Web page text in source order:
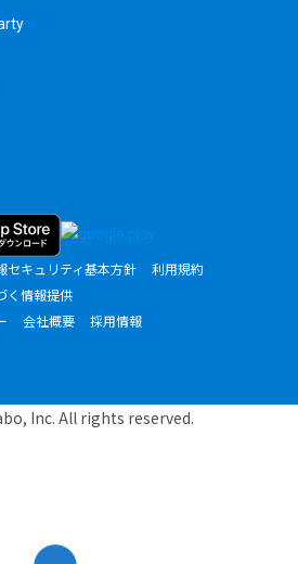
セキュリティ基本方針
利用規約
く情報提供
会社概要 採用情報
Inc. All rights reserved.